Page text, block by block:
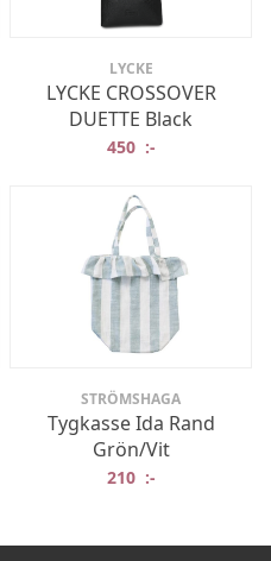
LYCKE
LYCKE CROSSOVER
DUETTE Black
450 :-
STRÖMSHAGA
Tygkasse Ida Rand
Grön/Vit
210 :-